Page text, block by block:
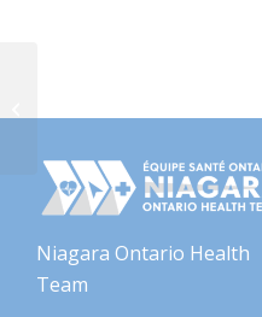
Niagara Ontario Health
Team
cancer – Fort Erie